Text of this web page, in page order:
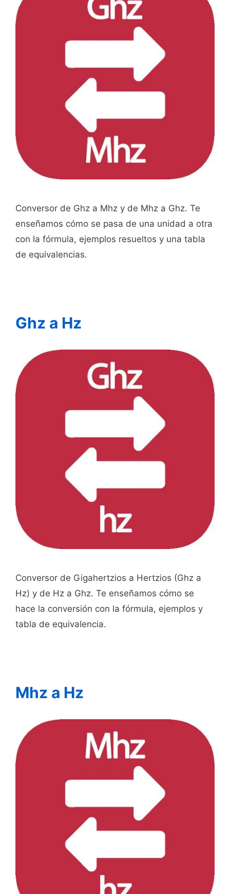
Conversor de Ghz a Mhz y de Mhz a Ghz. Te
enseñamos cómo se pasa de una unidad a otra
con la fórmula, ejemplos resueltos y una tabla
de equivalencias.
Ghz a Hz
Conversor de Gigahertzios a Hertzios (Ghz a
Hz) y de Hz a Ghz. Te enseñamos cómo se
hace la conversión con la fórmula, ejemplos y
tabla de equivalencia.
Mhz a Hz